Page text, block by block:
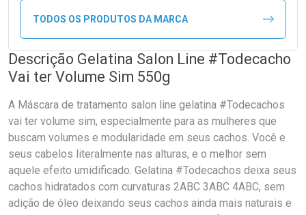
TODOS OS PRODUTOS DA MARCA
Descrição Gelatina Salon Line #Todecacho
Vai ter Volume Sim 550g
A Máscara de tratamento salon line gelatina #Todecachos
vai ter volume sim, especialmente para as mulheres que
buscam volumes e modularidade em seus cachos. Você e
seus cabelos literalmente nas alturas, e o melhor sem
aquele efeito umidificado. Gelatina #Todecachos deixa seus
cachos hidratados com curvaturas 2ABC 3ABC 4ABC, sem
adição de óleo deixando seus cachos ainda mais naturais e